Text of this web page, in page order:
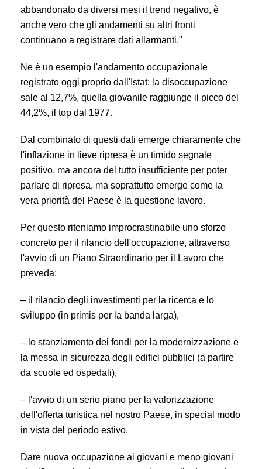
abbandonato da diversi mesi il trend negativo, è
anche vero che gli andamenti su altri fronti
continuano a registrare dati allarmanti."
Ne è un esempio l'andamento occupazionale
registrato oggi proprio dall'Istat: la disoccupazione
sale al 12,7%, quella giovanile raggiunge il picco del
44,2%, il top dal 1977.
Dal combinato di questi dati emerge chiaramente che
l'inflazione in lieve ripresa è un timido segnale
positivo, ma ancora del tutto insufficiente per poter
parlare di ripresa, ma soprattutto emerge come la
vera priorità del Paese è la questione lavoro.
Per questo riteniamo improcrastinabile uno sforzo
concreto per il rilancio dell'occupazione, attraverso
l'avvio di un Piano Straordinario per il Lavoro che
preveda:
– il rilancio degli investimenti per la ricerca e lo
sviluppo (in primis per la banda larga),
– lo stanziamento dei fondi per la modernizzazione e
la messa in sicurezza degli edifici pubblici (a partire
da scuole ed ospedali),
– l'avvio di un serio piano per la valorizzazione
dell'offerta turistica nel nostro Paese, in special modo
in vista del periodo estivo.
Dare nuova occupazione ai giovani e meno giovani